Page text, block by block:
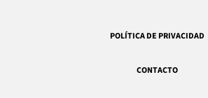
POLÍTICA DE PRIVACIDAD
CONTACTO